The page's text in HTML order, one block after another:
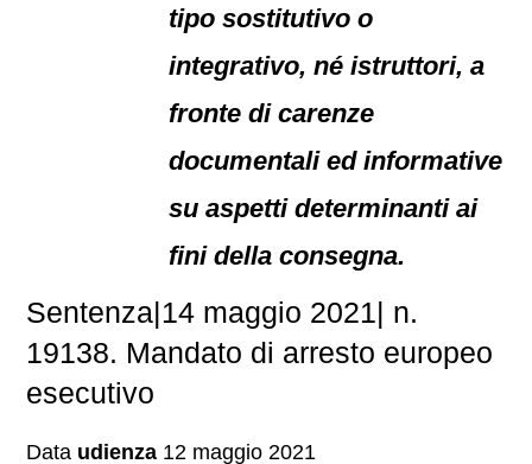
tipo sostitutivo o
integrativo, né istruttori, a
fronte di carenze
documentali ed informative
su aspetti determinanti ai
fini della consegna.
Sentenza|14 maggio 2021| n.
19138. Mandato di arresto europeo
esecutivo
Data udienza 12 maggio 2021